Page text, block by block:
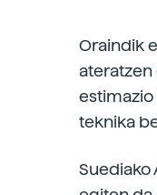
Oraindik
ateratzen
estimazio
teknika
Suediako